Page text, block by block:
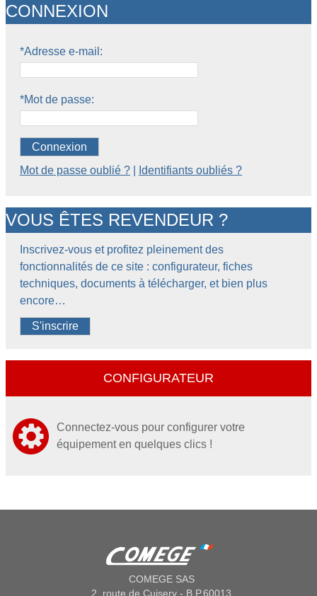
CONNEXION
*Adresse e-mail:
*Mot de passe:
Connexion
Mot de passe oublié ?
Identifiants oubliés ?
VOUS ÊTES REVENDEUR ?
Inscrivez-vous et profitez pleinement des
fonctionnalités de ce site : configurateur, fiches
techniques, documents à télécharger, et bien plus
encore…
S'inscrire
CONFIGURATEUR
Connectez-vous pour configurer votre
équipement en quelques clics !
COMEGE SAS
2, route de Cuisery - B.P.60013